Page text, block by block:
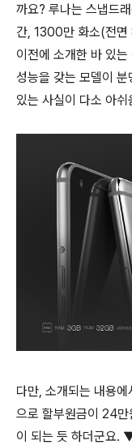
까요? 루나는 스냅드
간, 1300만 화소(전
이전에 소개한 바 있
성능을 갖는 모델이
있는 사실이 다소 아
다만, 소개되는 내용
으로 할부원금이 24만
이 되는 듯 하더군요.